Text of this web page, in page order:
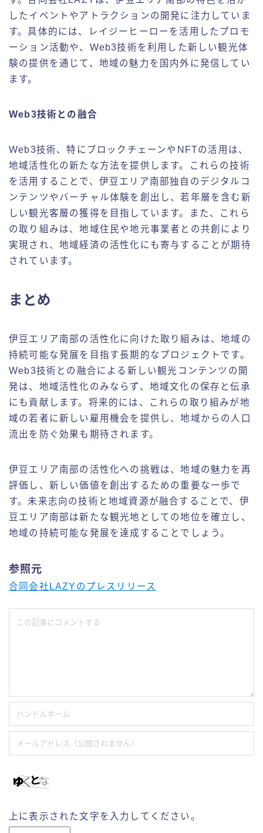
したイベントやアトラクションの開発に注力していま
す。具体的には、レイジーヒーローを活用したプロモ
ーション活動や、Web3技術を利用した新しい観光体
験の提供を通じて、地域の魅力を国内外に発信してい
ます。
Web3技術との融合
Web3技術、特にブロックチェーンやNFTの活用は、
地域活性化の新たな方法を提供します。これらの技術
を活用することで、伊豆エリア南部独自のデジタルコ
ンテンツやバーチャル体験を創出し、若年層を含む新
しい観光客層の獲得を目指しています。また、これら
の取り組みは、地域住民や地元事業者との共創により
実現され、地域経済の活性化にも寄与することが期待
されています。
まとめ
伊豆エリア南部の活性化に向けた取り組みは、地域の
持続可能な発展を目指す長期的なプロジェクトです。
Web3技術との融合による新しい観光コンテンツの開
発は、地域活性化のみならず、地域文化の保存と伝承
にも貢献します。将来的には、これらの取り組みが地
域の若者に新しい雇用機会を提供し、地域からの人口
流出を防ぐ効果も期待されます。
伊豆エリア南部の活性化への挑戦は、地域の魅力を再
評価し、新しい価値を創出するための重要な一歩で
す。未来志向の技術と地域資源が融合することで、伊
豆エリア南部は新たな観光地としての地位を確立し、
地域の持続可能な発展を達成することでしょう。
参照元
合同会社LAZYのプレスリリース
上に表示された文字を入力してください。